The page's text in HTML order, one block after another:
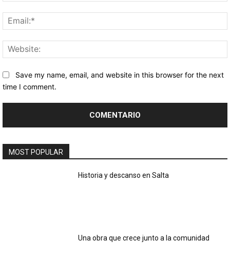
Save my name, email, and website in this browser for the next
time I comment.
MOST POPULAR
Historia y descanso en Salta
Una obra que crece junto a la comunidad